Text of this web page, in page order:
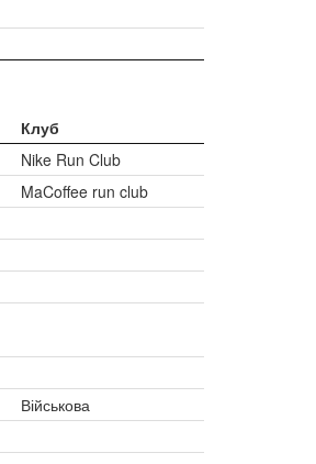
Клуб
Nike Run Club
MaCoffee run club
Військова